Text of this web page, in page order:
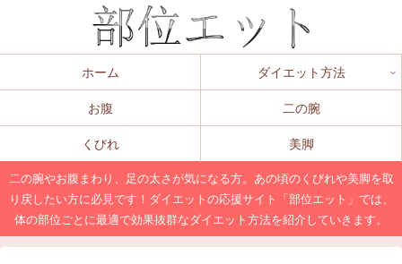
ホーム ダイエット方法
お腹 二の腕
くびれ 美脚
二の腕やお腹まわり、足の太さが気になる方。あの頃のくびれや美脚を取
り戻したい方に必見です！ダイエットの応援サイト「部位エット」では、
体の部位ごとに最適で効果抜群なダイエット方法を紹介していきます。